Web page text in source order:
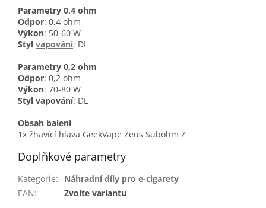
Parametry 0,4 ohm
Odpor: 0,4 ohm
Výkon: 50-60 W
Styl vapování: DL
Parametry 0,2 ohm
Odpor: 0,2 ohm
Výkon: 70-80 W
Styl vapování: DL
Obsah balení
1x žhavící hlava GeekVape Zeus Subohm Z
Doplňkové parametry
Kategorie:
Náhradní díly pro e-cigarety
EAN: Zvolte variantu